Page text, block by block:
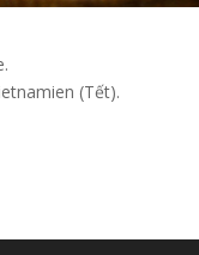
(Tết).